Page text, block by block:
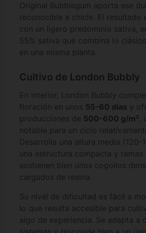
Original Bubblegum aporta ese
reconocible a chicle. El resultado
con un ligero predominio sativa,
55% sativa que combina lo
en una misma planta.
Cultivo de London Bubbly
En interior, London Bubbly
floración en unos 55-60 días y
producciones de 500-600 g/m²
notable para un ciclo
Desarrolla una altura media (120-
una estructura compacta y ramas
sostienen bien unos cogollos
cargados de resina.
Su nivel de dificultad es fácil a
lo que resulta accesible para
algo de experiencia. Se adapta a